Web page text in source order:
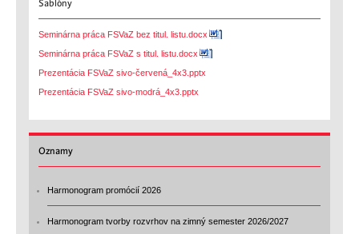
Šablóny
Seminárna práca FSVaZ bez titul. listu.docx
Seminárna práca FSVaZ s titul. listu.docx
Prezentácia FSVaZ sivo-červená_4x3.pptx
Prezentácia FSVaZ sivo-modrá_4x3.pptx
Oznamy
Harmonogram promócií 2026
Harmonogram tvorby rozvrhov na zimný semester 2026/2027